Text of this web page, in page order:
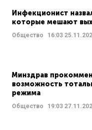
Инфекционист
которые мешают
Общество 16:03
Минздрав
возможность
режима
Общество 19:03